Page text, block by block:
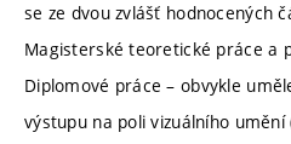
se ze dvou zvlášť hodnocených
Magisterské teoretické práce a
Diplomové práce – obvykle
výstupu na poli vizuálního